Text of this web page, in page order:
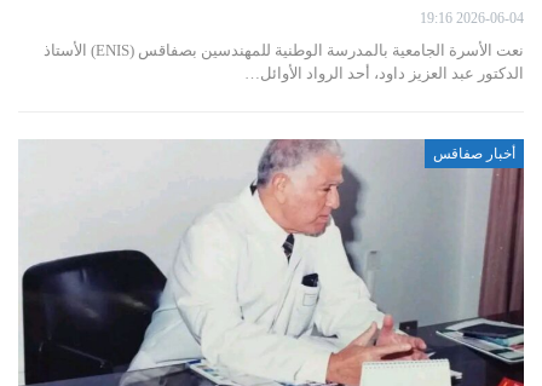
2026-06-04 19:16
نعت الأسرة الجامعية بالمدرسة الوطنية للمهندسين بصفاقس (ENIS) الأستاذ
الدكتور عبد العزيز داود، أحد الرواد الأوائل…
أخبار صفاقس